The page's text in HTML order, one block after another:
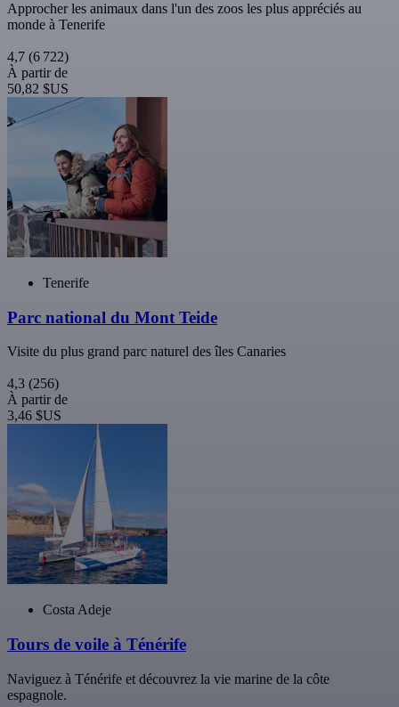
Approcher les animaux dans l'un des zoos les plus appréciés au
monde à Tenerife
4,7 (6 722)
À partir de
50,82 $US
Tenerife
Parc national du Mont Teide
Visite du plus grand parc naturel des îles Canaries
4,3 (256)
À partir de
3,46 $US
Costa Adeje
Tours de voile à Ténérife
Naviguez à Ténérife et découvrez la vie marine de la côte
espagnole.